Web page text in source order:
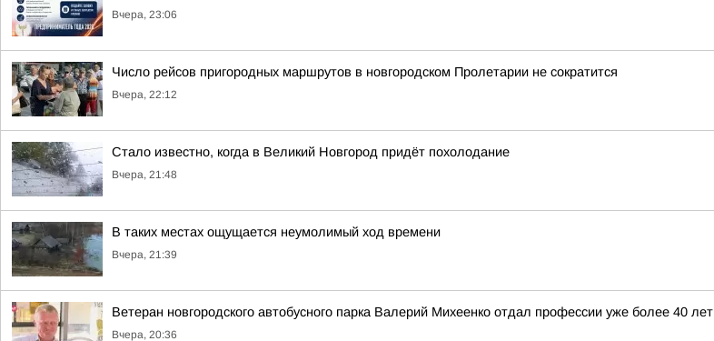
Вчера, 23:06
Число рейсов пригородных маршрутов в новгородском Пролетарии не сократится
Вчера, 22:12
Стало известно, когда в Великий Новгород придёт похолодание
Вчера, 21:48
В таких местах ощущается неумолимый ход времени
Вчера, 21:39
Ветеран новгородского автобусного парка Валерий Михеенко отдал профессии уже более 40 лет
Вчера, 20:36